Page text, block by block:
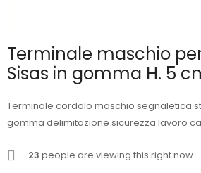
Terminale maschio
Sisas in gomma H. 5
Terminale cordolo maschio segnaletica
gomma delimitazione sicurezza lavoro
23 people are viewing this right now